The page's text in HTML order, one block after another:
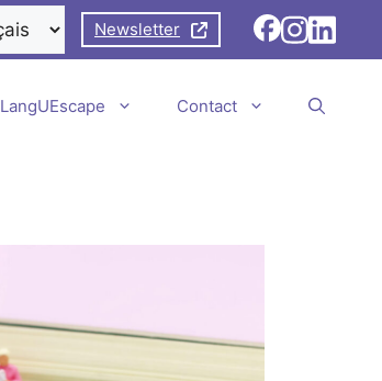
Newsletter
LangUEscape Contact